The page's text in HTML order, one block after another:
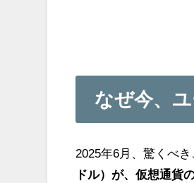
なぜ今、
2025年6月、驚くべ
ドル）が、仮想通貨